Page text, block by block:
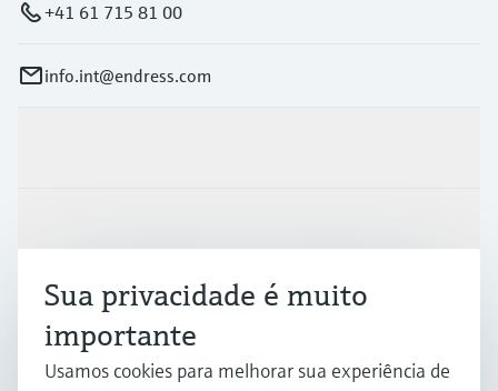
+41 61 715 81 00
info.int@endress.com
Suporte
Sua privacidade é muito
importante
Usamos cookies para melhorar sua experiência de